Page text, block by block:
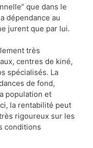
que dans le
dépendance au
jurent que par lui.
très
centres de kiné,
spécialisés. La
de fond,
population et
la rentabilité peut
rigoureux sur les
conditions